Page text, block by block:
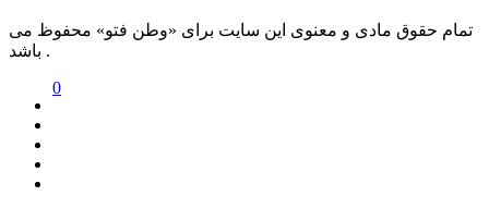
تمام حقوق مادی و معنوی این سایت برای «وطن فتو» محفوظ می
باشد .
0